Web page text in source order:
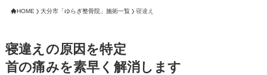
HOME 大分市「ゆらぎ整骨院」施術一覧 寝違え
寝違えの原因を特定
首の痛みを素早く解消します